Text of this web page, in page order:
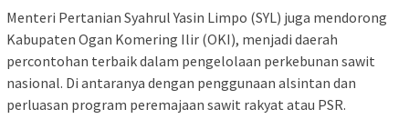
Menteri Pertanian Syahrul Yasin Limpo (SYL) juga mendorong
Kabupaten Ogan Komering Ilir (OKI), menjadi daerah
percontohan terbaik dalam pengelolaan perkebunan sawit
nasional. Di antaranya dengan penggunaan alsintan dan
perluasan program peremajaan sawit rakyat atau PSR.